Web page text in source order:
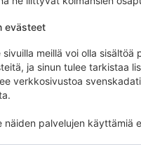
evästeet
meillä voi olla
ja sinun tulee tarkistaa
verkkosivustoa
näiden palvelujen